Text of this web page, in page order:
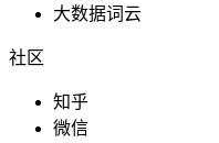
大数据词云
社区
知乎
微信